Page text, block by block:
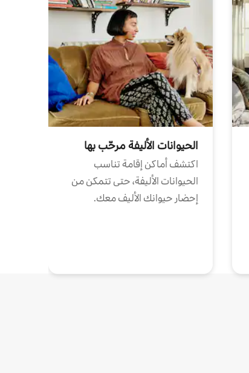
الحيوانات الأليفة مرحّب بها
اكتشف أماكن إقامة تناسب
الحيوانات الأليفة، حتى تتمكن من
إحضار حيوانك الأليف معك.